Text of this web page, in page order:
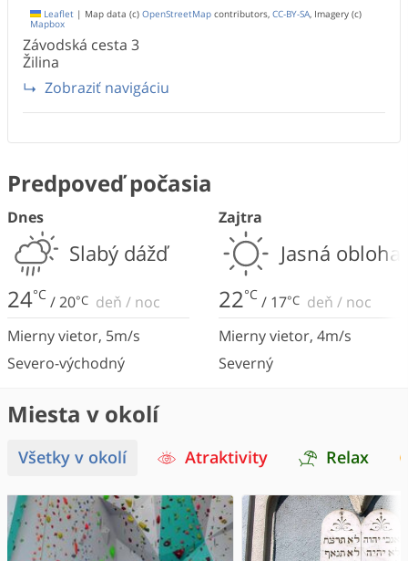
Leaflet | Map data (c) OpenStreetMap contributors, CC-BY-SA, Imagery (c)
Mapbox
Závodská cesta 3
Žilina
Zobraziť navigáciu
Predpoveď počasia
Dnes
Slabý dážď
24°C /20°C deň / noc
Mierny vietor, 5m/s
Severo-východný
Zajtra
Jasná obloha
22°C / 17°C deň / noc
Mierny vietor, 4m/s
Severný
Miesta v okolí
Všetky v okolí Atraktivity Relax